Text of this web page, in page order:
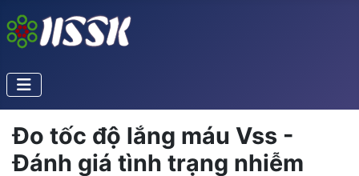
Đo tốc độ lắng máu Vss -
Đánh giá tình trạng nhiễm